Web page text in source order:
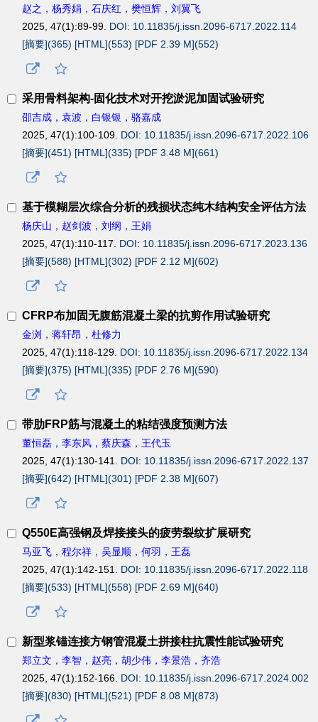
赵之，杨秀娟，石庆红，樊恒辉，刘翼飞
2025, 47(1):89-99. DOI: 10.11835/j.issn.2096-6717.2022.114
[摘要](365) [HTML](553) [PDF 2.39 M](552)
采用骨料架构-固化技术对开挖淤泥加固试验研究
邵吉成，袁波，白银银，骆嘉成
2025, 47(1):100-109. DOI: 10.11835/j.issn.2096-6717.2022.106
[摘要](451) [HTML](335) [PDF 3.48 M](661)
基于模糊层次综合分析的残损状态纯木结构安全评估方法
杨庆山，赵剑波，刘纲，王娟
2025, 47(1):110-117. DOI: 10.11835/j.issn.2096-6717.2023.136
[摘要](588) [HTML](302) [PDF 2.12 M](602)
CFRP布加固无腹筋混凝土梁的抗剪作用试验研究
金浏，蒋轩昂，杜修力
2025, 47(1):118-129. DOI: 10.11835/j.issn.2096-6717.2022.134
[摘要](375) [HTML](335) [PDF 2.76 M](590)
带肋FRP筋与混凝土的粘结强度预测方法
董恒磊，李东风，蔡庆森，王代玉
2025, 47(1):130-141. DOI: 10.11835/j.issn.2096-6717.2022.137
[摘要](642) [HTML](301) [PDF 2.38 M](607)
Q550E高强钢及焊接接头的疲劳裂纹扩展研究
马亚飞，程尔祥，吴显顺，何羽，王磊
2025, 47(1):142-151. DOI: 10.11835/j.issn.2096-6717.2022.118
[摘要](533) [HTML](558) [PDF 2.69 M](640)
新型浆锚连接方钢管混凝土拼接柱抗震性能试验研究
郑立文，李智，赵亮，胡少伟，李景浩，齐浩
2025, 47(1):152-166. DOI: 10.11835/j.issn.2096-6717.2024.002
[摘要](830) [HTML](521) [PDF 8.08 M](873)